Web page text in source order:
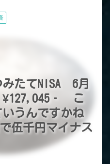
たてNISA 6月
こ
うんですかね
千円マイナス